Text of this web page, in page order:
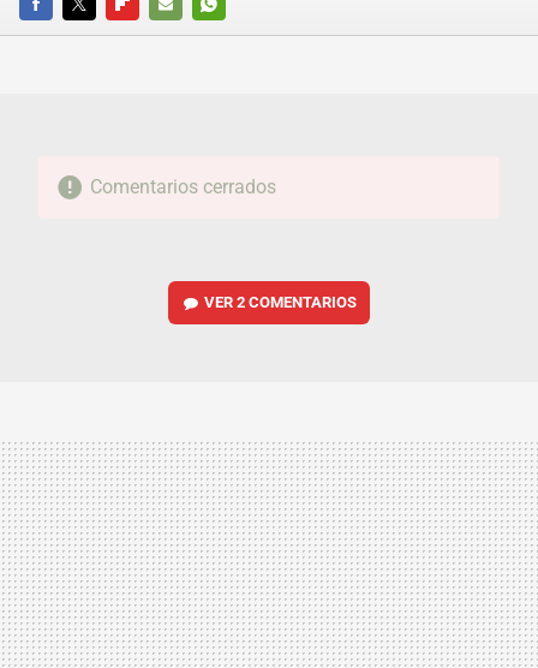
FACEBOOKTWITTERFLIPBOARD
E-
WHATSAPP
Comentarios cerrados
VER2 COMENTARIOS